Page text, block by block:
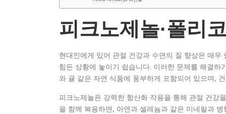
피크노제놀·폴리
현대인에게 있어 관절 건강과 수면의 질 향상은 매
힘든 상황에 놓이기 쉽습니다. 이러한 문제를 해결하
와 귤 같은 자연 식품에 풍부하게 포함되어 있으며,
피크노제놀은 강력한 항산화 작용을 통해 관절 건강
을 함께 복용하면, 아연과 셀레늄과 같은 미네랄과